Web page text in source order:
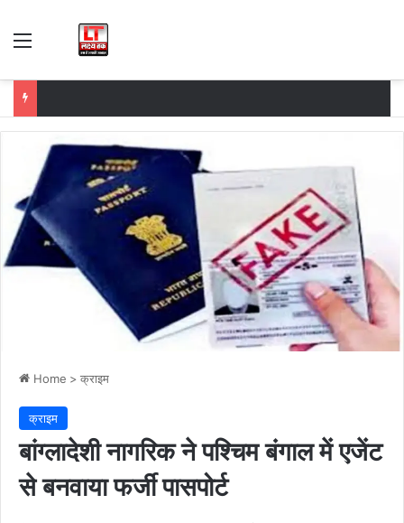
Menu
Home > क्राइम
क्राइम
बांग्लादेशी नागरिक ने पश्चिम बंगाल में एजेंट
से बनवाया फर्जी पासपोर्ट